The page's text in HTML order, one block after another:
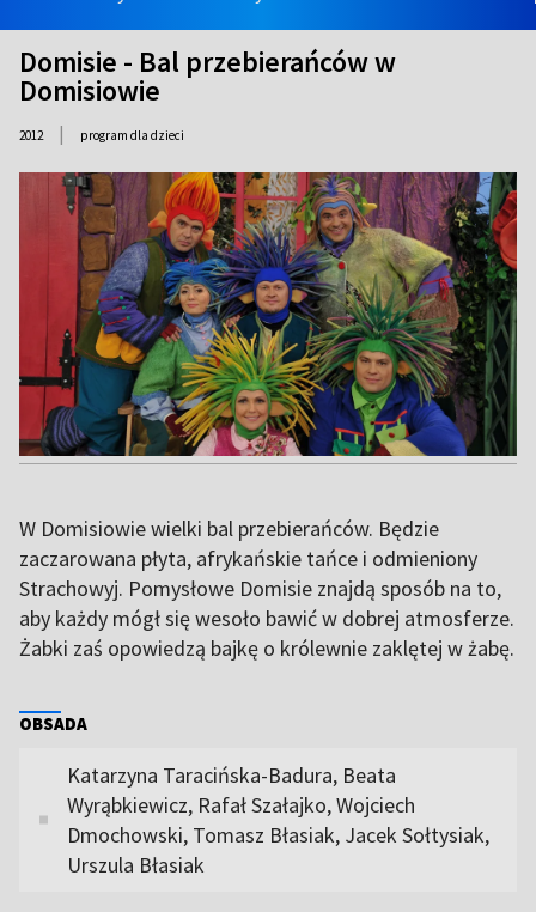
Domisie - Bal przebierańców w
Domisiowie
2012 | program dla dzieci
W Domisiowie wielki bal przebierańców. Będzie
zaczarowana płyta, afrykańskie tańce i odmieniony
Strachowyj. Pomysłowe Domisie znajdą sposób na to,
aby każdy mógł się wesoło bawić w dobrej atmosferze.
Żabki zaś opowiedzą bajkę o królewnie zaklętej w żabę.
OBSADA
Katarzyna Taracińska-Badura, Beata
Wyrąbkiewicz, Rafał Szałajko, Wojciech
Dmochowski, Tomasz Błasiak, Jacek Sołtysiak,
Urszula Błasiak